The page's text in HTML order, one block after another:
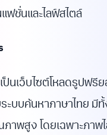
ฟชั่นและไลฟ์สไตล์
เป็นเว็บไซต์โหลดรูปฟรี
ะบบค้นหาภาษาไทย มี
าพสูง โดยเฉพาะภาพ